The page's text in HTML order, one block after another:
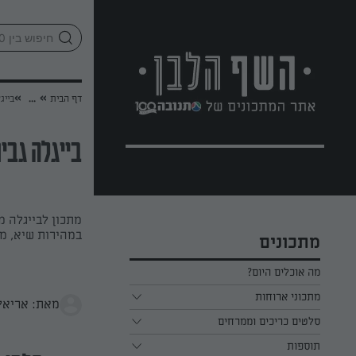
מתכונים
מה אוכלים היום?
מתכוני ארוחות
ארוחת בוקר
ארוחת צהריים
סלטים כריכים וממרחים
כל הסלטים כריכים וממרחים
תוספות
דף הבית »
...
»
בייגלה
מתכון לבייגלה
במהירות שיא,
מאת: